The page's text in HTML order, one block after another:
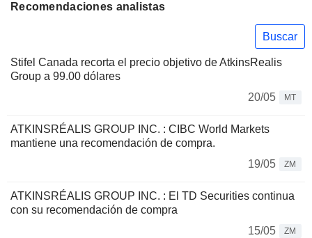
Recomendaciones analistas
Buscar
Stifel Canada recorta el precio objetivo de AtkinsRealis
Group a 99.00 dólares
20/05
MT
ATKINSRÉALIS GROUP INC. : CIBC World Markets
mantiene una recomendación de compra.
19/05
ZM
ATKINSRÉALIS GROUP INC. : El TD Securities continua
con su recomendación de compra
15/05
ZM